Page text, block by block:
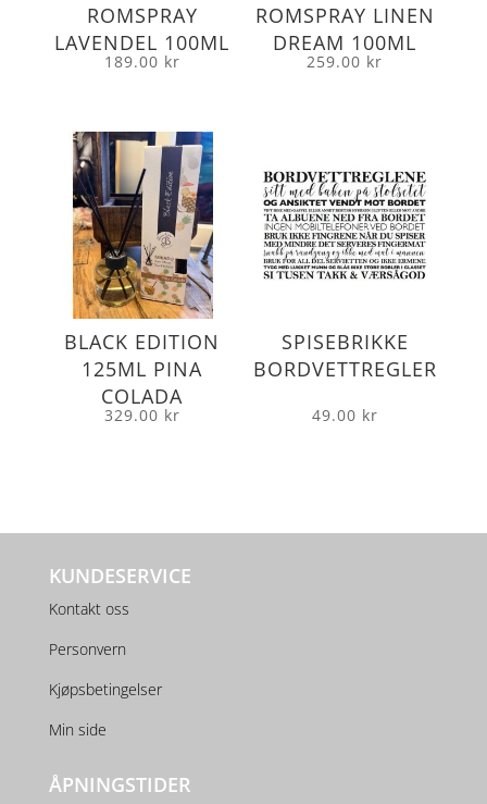
ROMSPRAY
LAVENDEL 100ML
189.00 kr
ROMSPRAY LINEN
DREAM 100ML
259.00 kr
BLACK EDITION
125ML PINA
COLADA
329.00 kr
SPISEBRIKKE
BORDVETTREGLER
49.00 kr
KUNDESERVICE
Kontakt oss
Personvern
Kjøpsbetingelser
Min side
ÅPNINGSTIDER